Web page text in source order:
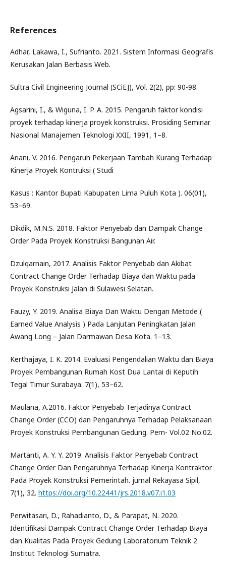
References
Adhar, Lakawa, I., Sufrianto. 2021. Sistem Informasi Geografis
Kerusakan Jalan Berbasis Web.
Sultra Civil Engineering Journal (SCiEJ), Vol. 2(2), pp: 90-98.
Agsarini, I., & Wiguna, I. P. A. 2015. Pengaruh faktor kondisi
proyek terhadap kinerja proyek konstruksi. Prosiding Seminar
Nasional Manajemen Teknologi XXII, 1991, 1–8.
Ariani, V. 2016. Pengaruh Pekerjaan Tambah Kurang Terhadap
Kinerja Proyek Kontruksi ( Studi
Kasus : Kantor Bupati Kabupaten Lima Puluh Kota ). 06(01),
53–69.
Dikdik, M.N.S. 2018. Faktor Penyebab dan Dampak Change
Order Pada Proyek Konstruksi Bangunan Air.
Dzulqarnain, 2017. Analisis Faktor Penyebab dan Akibat
Contract Change Order Terhadap Biaya dan Waktu pada
Proyek Konstruksi Jalan di Sulawesi Selatan.
Fauzy, Y. 2019. Analisa Biaya Dan Waktu Dengan Metode (
Earned Value Analysis ) Pada Lanjutan Peningkatan Jalan
Awang Long – Jalan Darmawan Desa Kota. 1–13.
Kerthajaya, I. K. 2014. Evaluasi Pengendalian Waktu dan Biaya
Proyek Pembangunan Rumah Kost Dua Lantai di Keputih
Tegal Timur Surabaya. 7(1), 53–62.
Maulana, A.2016. Faktor Penyebab Terjadinya Contract
Change Order (CCO) dan Pengaruhnya Terhadap Pelaksanaan
Proyek Konstruksi Pembangunan Gedung. Pem- Vol.02 No.02.
Martanti, A. Y. Y. 2019. Analisis Faktor Penyebab Contract
Change Order Dan Pengaruhnya Terhadap Kinerja Kontraktor
Pada Proyek Konstruksi Pemerintah. jurnal Rekayasa Sipil,
7(1), 32. https://doi.org/10.22441/jrs.2018.v07.i1.03
Perwitasari, D., Rahadianto, D., & Parapat, N. 2020.
Identifikasi Dampak Contract Change Order Terhadap Biaya
dan Kualitas Pada Proyek Gedung Laboratorium Teknik 2
Institut Teknologi Sumatra.